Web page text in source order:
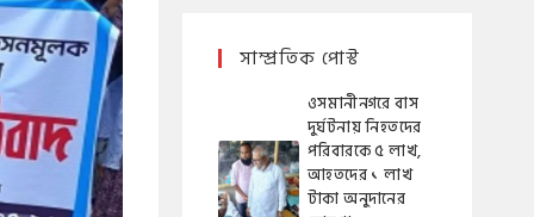
সাম্প্রতিক পোস্ট
ওসমানীনগরে বাস
দুর্ঘটনায় নিহতদের
পরিবারকে ৫ লাখ,
আহতদের ১ লাখ
টাকা অনুদানের